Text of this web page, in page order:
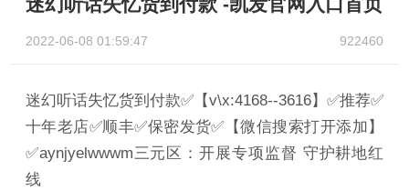
2022-06-08 01:59:47 922460
迷幻听话失忆货到付款✅【v\x:4168--3616】✅推荐✅
十年老店✅顺丰✅保密发货✅【微信搜索打开添加】
✅aynjyelwwwm三元区：开展专项监督 守护耕地红
线